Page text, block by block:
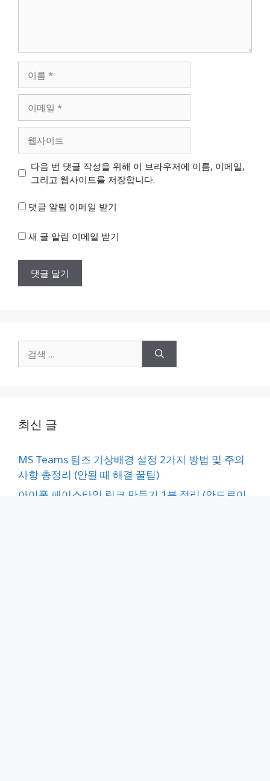
일
트
다음 번 댓글 작성을 위해 이 브라우저에 이름, 이메일,
그리고 웹사이트를 저장합니다.
댓글 알림 이메일 받기
새 글 알림 이메일 받기
색:
최신 글
MS Teams 팀즈 가상배경 설정 2가지 방법 및 주의
사항 총정리 (안될 때 해결 꿀팁)
아이폰 페이스타임 링크 만들기 1분 정리 (안드로이